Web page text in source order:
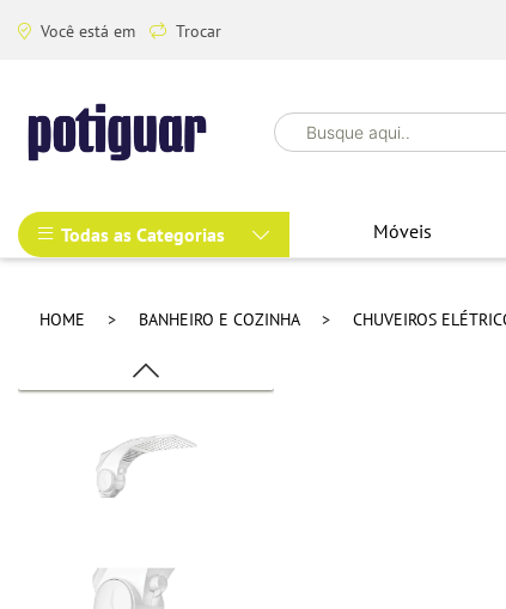
Você está em Trocar
Todas as Categorias Móveis
HOME BANHEIRO E COZINHA CHUVEIROS